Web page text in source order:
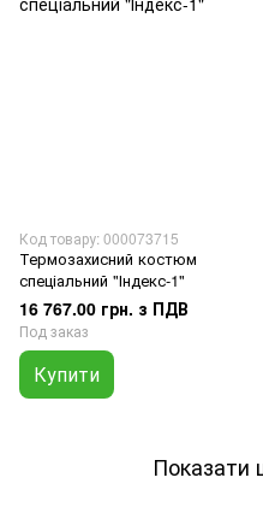
Код товару: 000073715
Термозахисний костюм
спеціальний "Індекс-1"
16 767.00 грн. з ПДВ
Под заказ
Купити
Показати